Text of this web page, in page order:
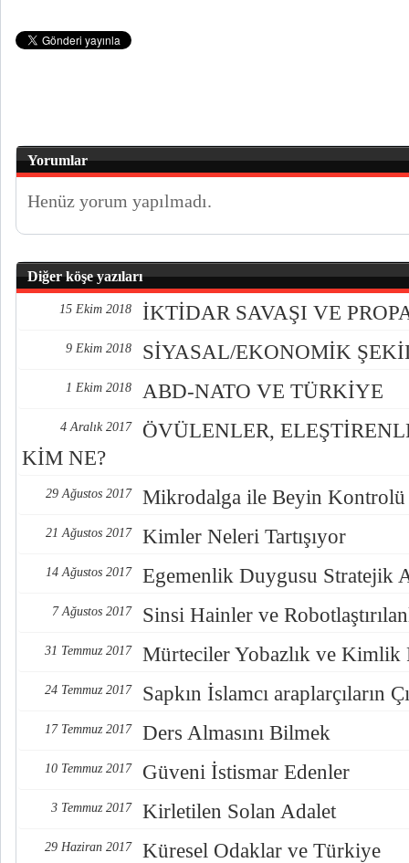
Yorumlar
Henüz yorum yapılmadı.
Diğer köşe yazıları
15 Ekim 2018 İKTİDAR SAVAŞI VE
9 Ekim 2018 SİYASAL/EKONOMİK
1 Ekim 2018 ABD-NATO VE TÜRKİYE
4 Aralık 2017
ÖVÜLENLER,
KİM NE?
29 Ağustos 2017 Mikrodalga ile Beyin Kontrolü
21 Ağustos 2017 Kimler Neleri Tartışıyor
14 Ağustos 2017 Egemenlik Duygusu Stratejik
7 Ağustos 2017 Sinsi Hainler ve
31 Temmuz 2017 Mürteciler Yobazlık ve Kimlik
24 Temmuz 2017 Sapkın İslamcı araplarçıların
17 Temmuz 2017 Ders Almasını Bilmek
10 Temmuz 2017 Güveni İstismar Edenler
3 Temmuz 2017 Kirletilen Solan Adalet
29 Haziran 2017 Küresel Odaklar ve Türkiye